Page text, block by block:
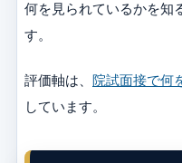
何を見られているかを知
す。
評価軸は、 院試面接で何
しています。